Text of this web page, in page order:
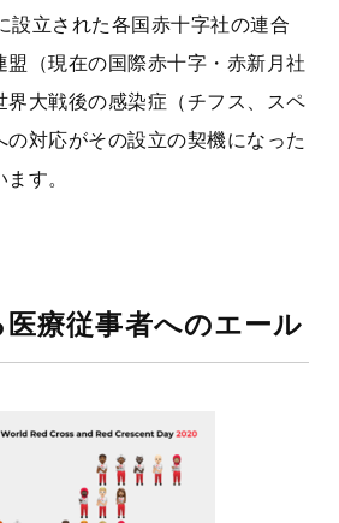
設立された各国赤十字社の連合
盟（現在の国際赤十字・赤新月社
界大戦後の感染症（チフス、スペ
の対応がその設立の契機になった
す。
療従事者へのエール